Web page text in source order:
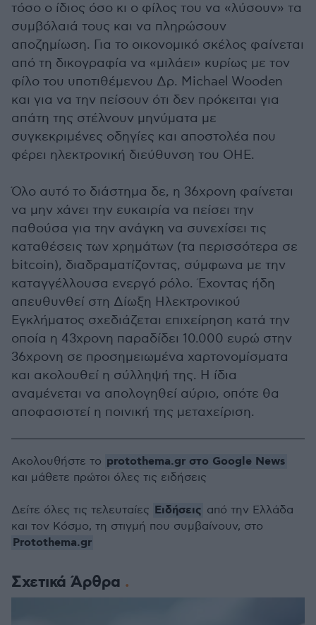
τόσο ο ίδιος όσο κι ο φίλος του να «λύσουν» τα
συμβόλαιά τους και να πληρώσουν
αποζημίωση. Για το οικονομικό σκέλος φαίνεται
από τη δικογραφία να «μιλάει» κυρίως με τον
φίλο του υποτιθέμενου Δρ. Michael Wooden
και για να την πείσουν ότι δεν πρόκειται για
απάτη της στέλνουν μηνύματα με
συγκεκριμένες οδηγίες και αποστολέα που
φέρει ηλεκτρονική διεύθυνση του ΟΗΕ.
Όλο αυτό το διάστημα δε, η 36χρονη φαίνεται
να μην χάνει την ευκαιρία να πείσει την
παθούσα για την ανάγκη να συνεχίσει τις
καταθέσεις των χρημάτων (τα περισσότερα σε
bitcoin), διαδραματίζοντας, σύμφωνα με την
καταγγέλλουσα ενεργό ρόλο. Έχοντας ήδη
απευθυνθεί στη Δίωξη Ηλεκτρονικού
Εγκλήματος σχεδιάζεται επιχείρηση κατά την
οποία η 43χρονη παραδίδει 10.000 ευρώ στην
36χρονη σε προσημειωμένα χαρτονομίσματα
και ακολουθεί η σύλληψή της. Η ίδια
αναμένεται να απολογηθεί αύριο, οπότε θα
αποφασιστεί η ποινική της μεταχείριση.
Σχετικά Άρθρα
Ακολουθήστε το protothema.gr στο Google News
και μάθετε πρώτοι όλες τις ειδήσεις
Δείτε όλες τις τελευταίες Ειδήσεις από την Ελλάδα
και τον Κόσμο, τη στιγμή που συμβαίνουν, στο
Protothema.gr